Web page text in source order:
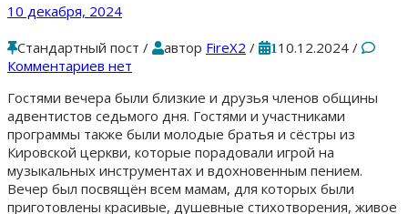
10 декабря, 2024
Стандартный пост / автор FireX2 / 1 10.12.2024 /
Комментариев нет
Гостями вечера были близкие и друзья членов общины
адвентистов седьмого дня. Гостями и участниками
программы также были молодые братья и сёстры из
Кировской церкви, которые порадовали игрой на
музыкальных инструментах и вдохновенным пением.
Вечер был посвящён всем мамам, для которых были
приготовлены красивые, душевные стихотворения, живое